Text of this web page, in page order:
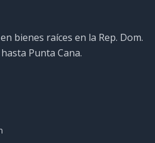
bienes raíces en la Rep. Dom.
Punta Cana.